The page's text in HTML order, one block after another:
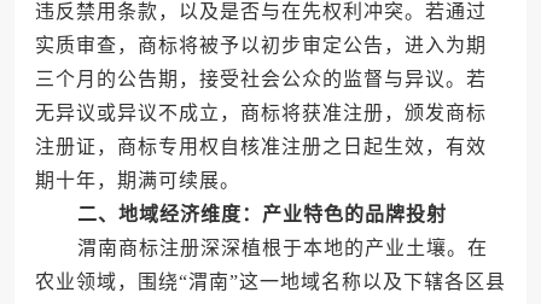
违反禁用条款，以及是否与在先权利冲突。若通过
实质审查，商标将被予以初步审定公告，进入为期
三个月的公告期，接受社会公众的监督与异议。若
无异议或异议不成立，商标将获准注册，颁发商标
注册证，商标专用权自核准注册之日起生效，有效
期十年，期满可续展。
二、地域经济维度：产业特色的品牌投射
渭南商标注册深深植根于本地的产业土壤。在
农业领域，围绕“渭南”这一地域名称以及下辖各区县